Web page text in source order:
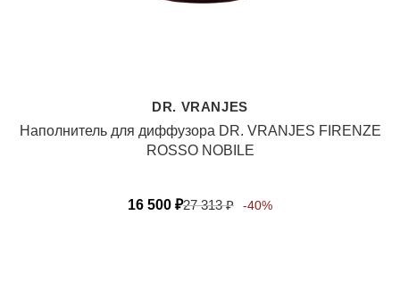
DR. VRANJES
Наполнитель для диффузора DR. VRANJES FIRENZE
ROSSO NOBILE
16 500 ₽27 313₽ -40%